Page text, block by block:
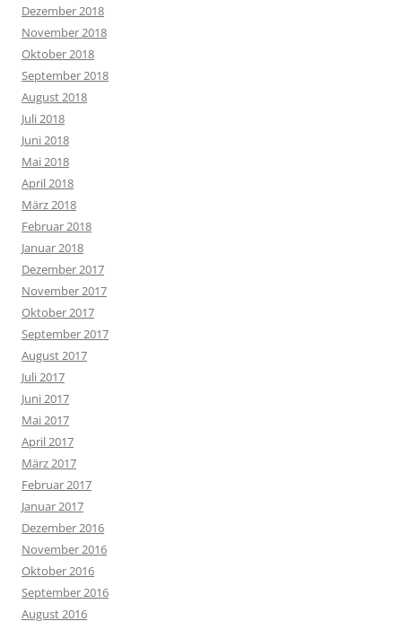
Dezember 2018
November 2018
Oktober 2018
September 2018
August 2018
Juli 2018
Juni 2018
Mai 2018
April 2018
März 2018
Februar 2018
Januar 2018
Dezember 2017
November 2017
Oktober 2017
September 2017
August 2017
Juli 2017
Juni 2017
Mai 2017
April 2017
März 2017
Februar 2017
Januar 2017
Dezember 2016
November 2016
Oktober 2016
September 2016
August 2016